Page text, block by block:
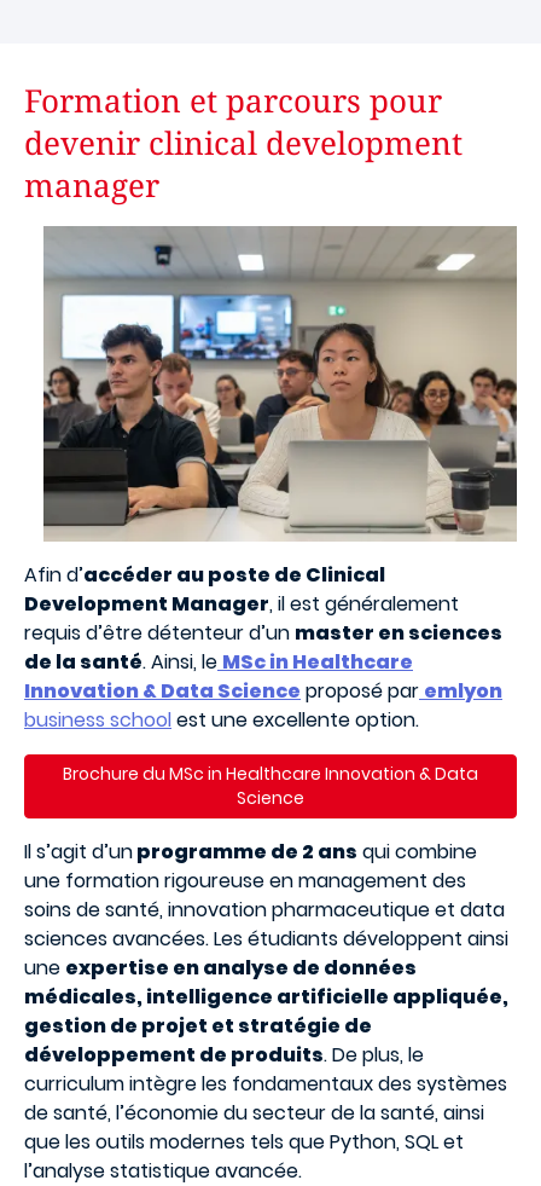
Formation et parcours pour
devenir clinical development
manager
Afin d’accéder au poste de Clinical
Development Manager, il est généralement
requis d’être détenteur d’un master en sciences
de la santé. Ainsi, le MSc in Healthcare
Innovation & Data Science proposé par emlyon
business schoolest une excellente option.
Brochure du MSc in Healthcare Innovation & Data
Science
Il s’agit d’unprogramme de 2 ans qui combine
une formation rigoureuse en management des
soins de santé, innovation pharmaceutique et data
sciences avancées. Les étudiants développent ainsi
une expertise en analyse de données
médicales, intelligence artificielle appliquée,
gestion de projet et stratégie de
développement de produits. De plus, le
curriculum intègre les fondamentaux des systèmes
de santé, l’économie du secteur de la santé, ainsi
que les outils modernes tels que Python, SQL et
l’analyse statistique avancée.